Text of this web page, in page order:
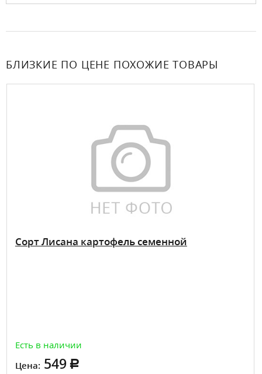
БЛИЗКИЕ ПО ЦЕНЕ ПОХОЖИЕ ТОВАРЫ
Сорт Лисана картофель семенной
Есть в наличии
Цена: 549